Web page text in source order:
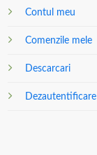
Contul meu
Comenzile mele
Descarcari
Dezautentificare